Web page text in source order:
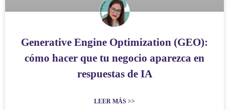
Generative Engine Optimization (GEO):
cómo hacer que tu negocio aparezca en
respuestas de IA
LEER MÁS >>